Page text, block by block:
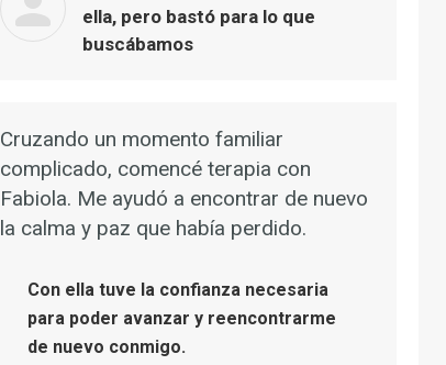
ella, pero bastó para lo que
buscábamos
Cruzando un momento familiar
complicado, comencé terapia con
Fabiola. Me ayudó a encontrar de nuevo
la calma y paz que había perdido.
Con ella tuve la confianza necesaria
para poder avanzar y reencontrarme
de nuevo conmigo.